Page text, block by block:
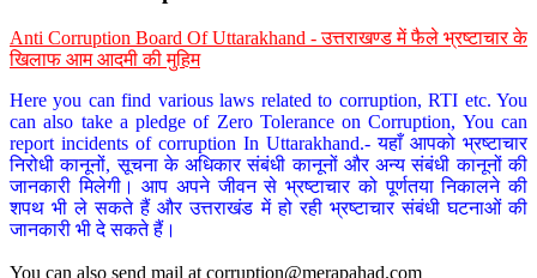
Anti Corruption Board Of Uttarakhand - उत्तराखण्ड में फैले भ्रष्टाचार के
खिलाफ आम आदमी की मुहिम
Here you can find various laws related to corruption, RTI etc. You
can also take a pledge of Zero Tolerance on Corruption, You can
report incidents of corruption In Uttarakhand.- यहाँ आपको भ्रष्टाचार
निरोधी कानूनों, सूचना के अधिकार संबंधी कानूनों और अन्य संबंधी कानूनों की
जानकारी मिलेगी। आप अपने जीवन से भ्रष्टाचार को पूर्णतया निकालने की
शपथ भी ले सकते हैं और उत्तराखंड में हो रही भ्रष्टाचार संबंधी घटनाओं की
जानकारी भी दे सकते हैं।
You can also send mail at corruption@merapahad.com